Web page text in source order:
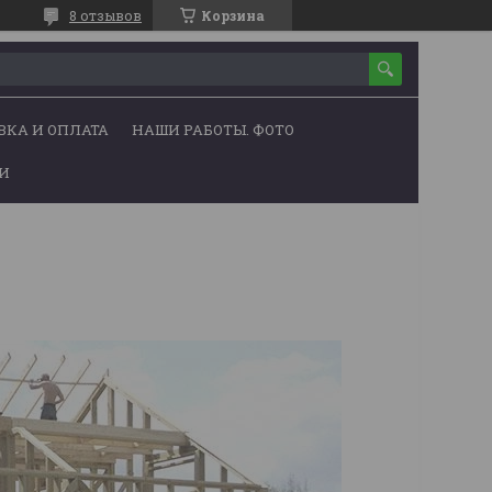
Корзина
8 отзывов
И ОПЛАТА НАШИ РАБОТЫ. ФОТО